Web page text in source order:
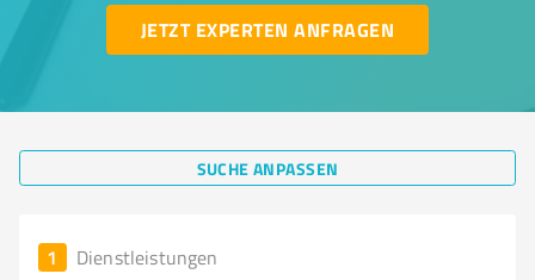
JETZT EXPERTEN ANFRAGEN
SUCHE ANPASSEN
1 Dienstleistungen